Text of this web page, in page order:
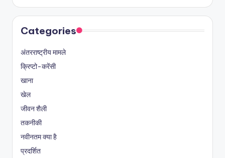
Categories
अंतरराष्ट्रीय मामले
क्रिप्टो-करेंसी
खाना
खेल
जीवन शैली
तकनीकी
नवीनतम क्या है
प्रदर्शित